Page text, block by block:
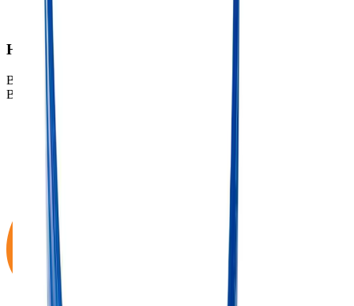
Hulp nodig of een vraag?
Bezoek de
Bel of mail ons op
040 843 67 61